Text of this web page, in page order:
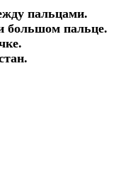
пальцами.
большом пальце.